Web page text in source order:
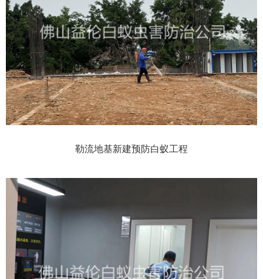
勒流地基新建预防白蚁工程